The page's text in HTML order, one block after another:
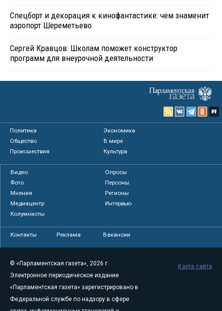
Спецборт и декорация к кинофантастике: чем знаменит
аэропорт Шереметьево
Сергей Кравцов: Школам поможет конструктор
программ для внеурочной деятельности
Политика
Экономика
Общество
В мире
Происшествия
Культура
Видео
Опросы
Фото
Персоны
Мнения
Регионы
Медиацентр
Интервью
Колумнисты
Контакты Реклама Вакансии
© «Парламентская газета», 2026 г.
Электронное периодическое издание
«Парламентская газета» зарегистрировано в
Федеральной службе по надзору в сфере
Карта сайта